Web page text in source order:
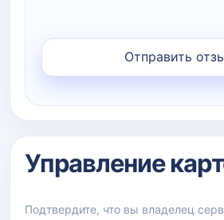
Управление
Подтвердите, что вы владелец